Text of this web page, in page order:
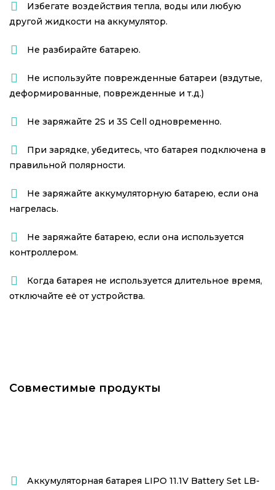
Избегате воздействия тепла, воды или любую
другой жидкости на аккумулятор.
Не разбирайте батарею.
Не используйте поврежденные батареи (вздутые,
деформированные, поврежденные и т.д.)
Не заряжайте 2S и 3S Cell одновременно.
При зарядке, убедитесь, что батарея подключена в
правильной полярности.
Не заряжайте аккумуляторную батарею, если она
нагрелась.
Не заряжайте батарею, если она используется
контроллером.
Когда батарея не используется длительное время,
отключайте её от устройства.
Совместимые продукты
Аккумуляторная батарея LIPO 11.1V Battery Set LB-